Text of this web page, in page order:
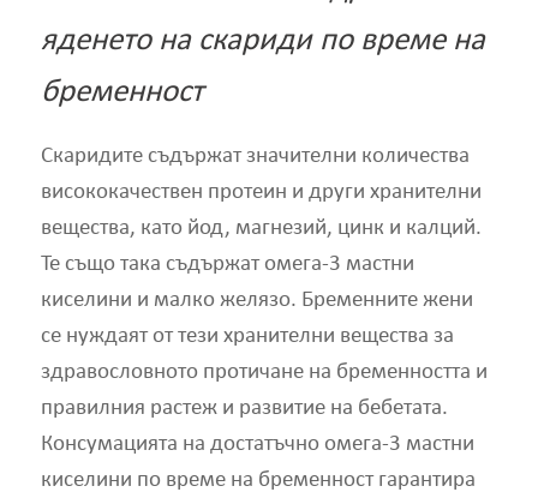
яденето на скариди по време на
бременност
Скаридите съдържат значителни количества
висококачествен протеин и други хранителни
вещества, като йод, магнезий, цинк и калций.
Те също така съдържат омега-3 мастни
киселини и малко желязо. Бременните жени
се нуждаят от тези хранителни вещества за
здравословното протичане на бременността и
правилния растеж и развитие на бебетата.
Консумацията на достатъчно омега-3 мастни
киселини по време на бременност гарантира